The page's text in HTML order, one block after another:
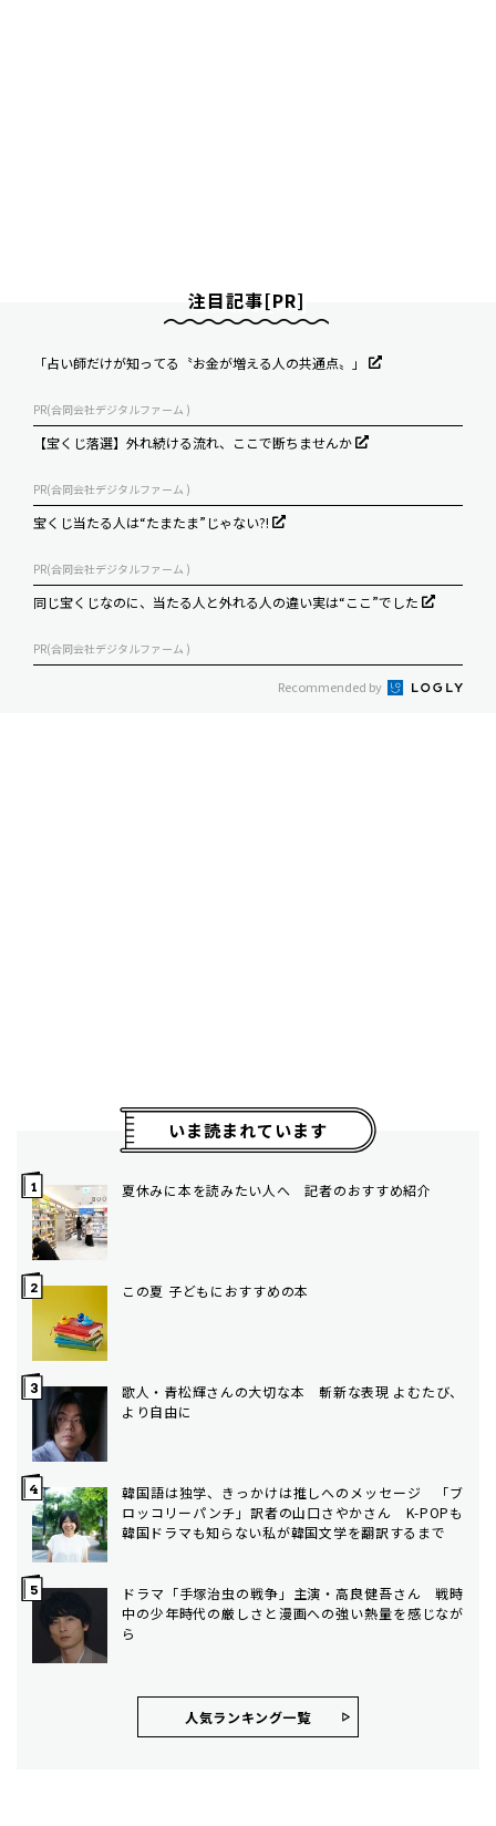
注目記事[PR]
「占い師だけが知ってる〝お金が増える人の共通点〟」
PR(合同会社デジタルファーム )
【宝くじ落選】外れ続ける流れ、ここで断ちませんか
PR(合同会社デジタルファーム )
宝くじ当たる人は“たまたま”じゃない?!
PR(合同会社デジタルファーム )
同じ宝くじなのに、当たる人と外れる人の違い実は“ここ”でした
PR(合同会社デジタルファーム )
Recommended by
いま読まれています
夏休みに本を読みたい人へ 記者のおすすめ紹介
この夏 子どもにおすすめの本
歌人・青松輝さんの大切な本 斬新な表現 よむたび、
より自由に
韓国語は独学、きっかけは推しへのメッセージ 「ブ
ロッコリーパンチ」訳者の山口さやかさん K-POPも
韓国ドラマも知らない私が韓国文学を翻訳するまで
ドラマ「手塚治虫の戦争」主演・高良健吾さん 戦時
中の少年時代の厳しさと漫画への強い熱量を感じなが
ら
人気ランキング⼀覧